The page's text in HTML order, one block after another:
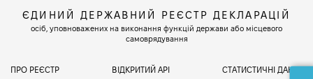
ЄДИНИЙ ДЕРЖАВНИЙ РЕЄСТР ДЕКЛАРАЦІЙ
осіб, уповноважених на виконання функцій держави або місцевого
самоврядування
ПРО РЕЄСТР ВІДКРИТИЙ АРІ СТАТИСТИЧНІ ДАНІ